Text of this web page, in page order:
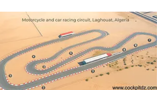
Grande, qui sera produite localement, lors
d’un...